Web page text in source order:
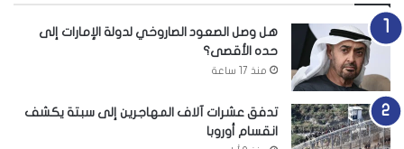
هل وصل الصعود الصاروخي لدولة الإمارات إلى
حده الأقصى؟
منذ 17 ساعة
تدفق عشرات آلاف المهاجرين إلى سبتة يكشف
انقسام أوروبا